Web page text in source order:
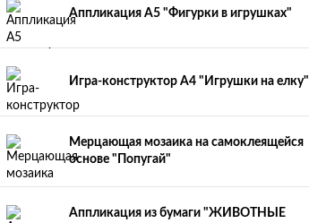
Аппликация А5 "Фигурки в игрушках"
Игра-конструктор А4 "Игрушки на елку"
Мерцающая мозаика на самоклеящейся
основе "Попугай"
Аппликация из бумаги "ЖИВОТНЫЕ